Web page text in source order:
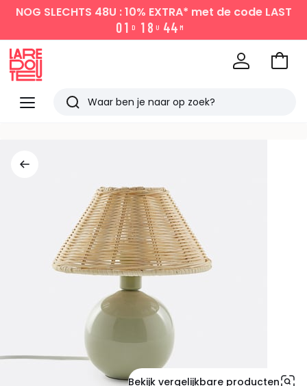
NOG SLECHTS 48U : 10% EXTRA* met de code LAST
01 D 1 8 U 44 M
Menu
Redoute
Zoeken
Naar
Bekijk vergelijkbare producten